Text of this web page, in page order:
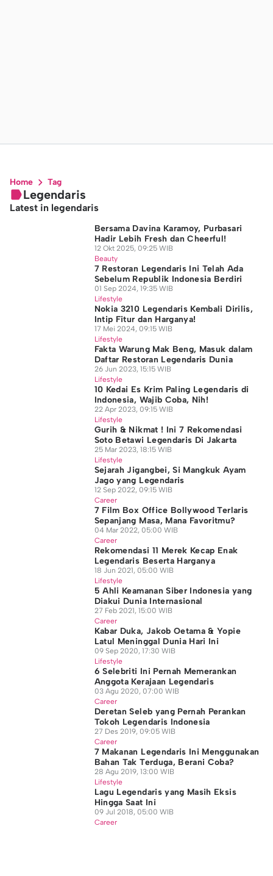
Home Tag
Legendaris
Latest in legendaris
Bersama Davina Karamoy, Purbasari
Hadir Lebih Fresh dan Cheerful!
12 Okt 2025, 09:25 WIB
Beauty
7 Restoran Legendaris Ini Telah Ada
Sebelum Republik Indonesia Berdiri
01 Sep 2024, 19:35 WIB
Lifestyle
Nokia 3210 Legendaris Kembali Dirilis,
Intip Fitur dan Harganya!
17 Mei 2024, 09:15 WIB
Lifestyle
Fakta Warung Mak Beng, Masuk dalam
Daftar Restoran Legendaris Dunia
26 Jun 2023, 15:15 WIB
Lifestyle
10 Kedai Es Krim Paling Legendaris di
Indonesia, Wajib Coba, Nih!
22 Apr 2023, 09:15 WIB
Lifestyle
Gurih & Nikmat ! Ini 7 Rekomendasi
Soto Betawi Legendaris Di Jakarta
25 Mar 2023, 18:15 WIB
Lifestyle
Sejarah Jigangbei, Si Mangkuk Ayam
Jago yang Legendaris
12 Sep 2022, 09:15 WIB
Career
7 Film Box Office Bollywood Terlaris
Sepanjang Masa, Mana Favoritmu?
04 Mar 2022, 05:00 WIB
Career
Rekomendasi 11 Merek Kecap Enak
Legendaris Beserta Harganya
18 Jun 2021, 05:00 WIB
Lifestyle
5 Ahli Keamanan Siber Indonesia yang
Diakui Dunia Internasional
27 Feb 2021, 15:00 WIB
Career
Kabar Duka, Jakob Oetama & Yopie
Latul Meninggal Dunia Hari Ini
09 Sep 2020, 17:30 WIB
Lifestyle
6 Selebriti Ini Pernah Memerankan
Anggota Kerajaan Legendaris
03 Agu 2020, 07:00 WIB
Career
Deretan Seleb yang Pernah Perankan
Tokoh Legendaris Indonesia
27 Des 2019, 09:05 WIB
Career
7 Makanan Legendaris Ini Menggunakan
Bahan Tak Terduga, Berani Coba?
28 Agu 2019, 13:00 WIB
Lifestyle
Lagu Legendaris yang Masih Eksis
Hingga Saat Ini
09 Jul 2018, 05:00 WIB
Career